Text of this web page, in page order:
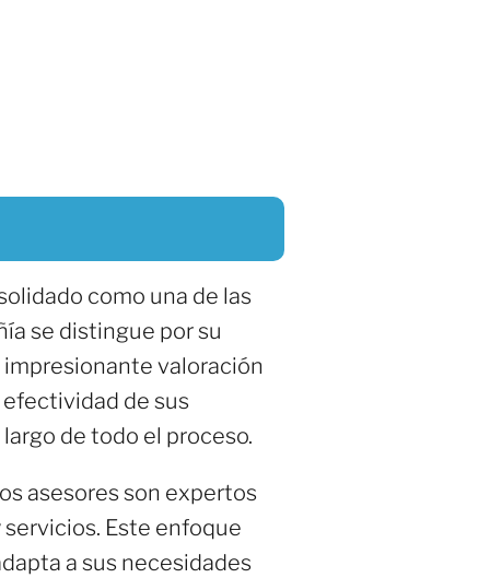
como una de las
se distingue por su
valoración
de sus
de todo el proceso.
asesores son expertos
Este enfoque
a sus necesidades